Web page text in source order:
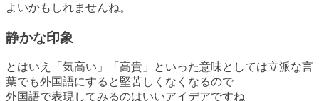
よいかもしれませんね。
静かな印象
とはいえ「気高い」「高貴」といった意味としては立派な言
葉でも外国語にすると堅苦しくなくなるので
外国語で表現してみるのはいいアイデアですね